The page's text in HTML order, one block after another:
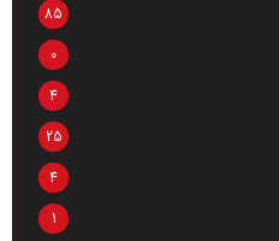
85
0
4
25
4
1